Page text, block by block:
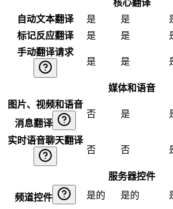
核心翻译
自动文本翻译
是 是
标记反应翻译
是 是
手动翻译请求
是
是
媒体和语音
图片、视频和语音
消息翻译
否 是
实时语音聊天翻译
否
否
服务器控件
频道控件 是的 是的